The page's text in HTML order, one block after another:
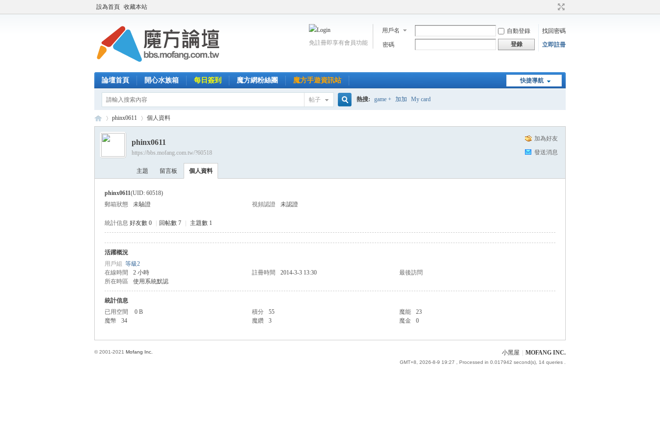
設為首頁 收藏本站
用戶名 自動登錄
找回密碼
密碼
登錄 立即註冊
免註冊即享有會員功能
快捷導航
論壇首頁 開心水族箱 每日簽到 魔方網粉絲團 魔方手遊資訊站
帖子 熱搜: game + 加加 My card
›
phinx0611 個人資料
加為好友
發送消息
phinx0611
https://bbs.mofang.com.tw/?60518
主題 留言板 個人資料
phinx0611(UID: 60518)
郵箱狀態
未驗證 視頻認證 未認證
統計信息 好友數 0 回帖數 7 主題數 1
活躍概況
用戶組 等級2
在線時間
2 小時 註冊時間 2014-3-3 13:30
最後訪問
所在時區
使用系統默認
統計信息
已用空間
0 B 積分 55 魔能
23
魔幣
34 魔鑽 3 魔金 0
小黑屋 MOFANG INC.
GMT+8, 2026-8-9 19:27 , Processed in 0.017942 second(s), 14 queries .
© 2001-2021 Mofang Inc.